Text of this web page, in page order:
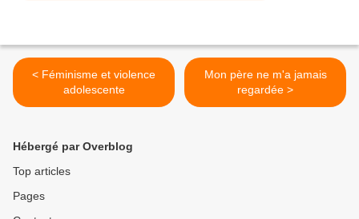
< Féminisme et violence
adolescente
Mon père ne m'a jamais
regardée >
Hébergé par Overblog
Top articles
Pages